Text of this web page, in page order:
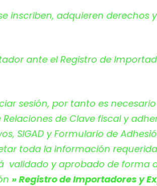
inscriben, adquieren
ante el Registro de
sesión, por tanto es
de Clave fiscal y
SIGAD y Formulario de
toda la información
validado y aprobado de forma
» Registro de Importadores y